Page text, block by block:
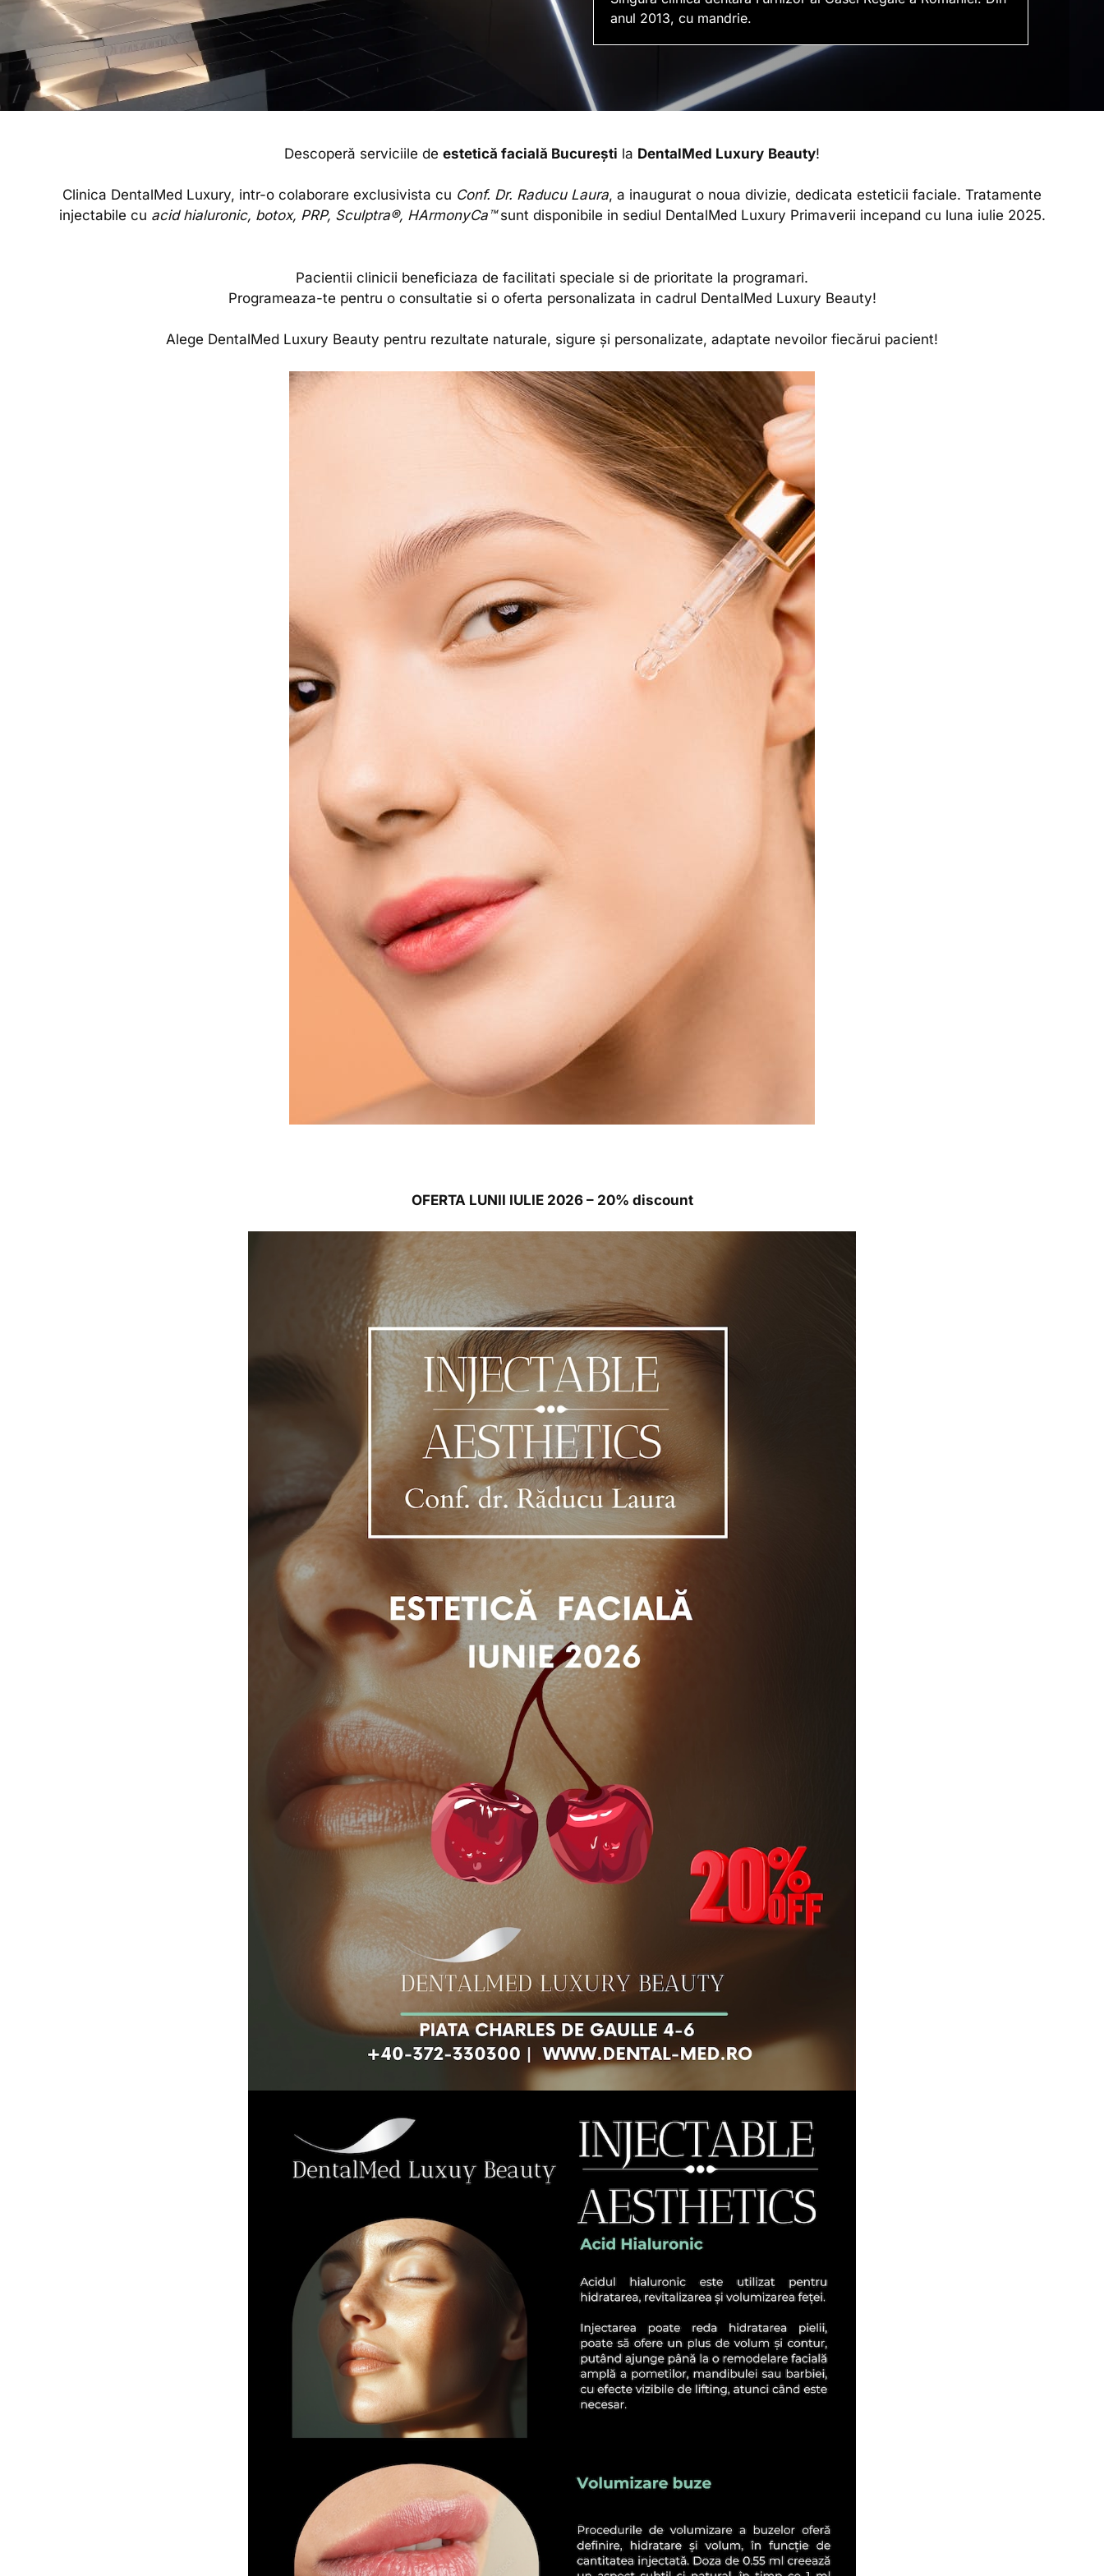
anul 2013, cu mandrie.
Descoperă serviciile de estetică facială București la DentalMed Luxury Beauty!
Clinica DentalMed Luxury, intr-o colaborare exclusivista cu Conf. Dr. Raducu Laura, a inaugurat o noua divizie, dedicata esteticii faciale. Tratamente
injectabile cu acid hialuronic, botox, PRP, Sculptra®, HArmonyCa™sunt disponibile in sediul DentalMed Luxury Primaverii incepand cu luna iulie 2025.
Pacientii clinicii beneficiaza de facilitati speciale si de prioritate la programari.
Programeaza-te pentru o consultatie si o oferta personalizata in cadrul DentalMed Luxury Beauty!
Alege DentalMed Luxury Beauty pentru rezultate naturale, sigure și personalizate, adaptate nevoilor fiecărui pacient!
OFERTA LUNII IULIE 2026 – 20% discount